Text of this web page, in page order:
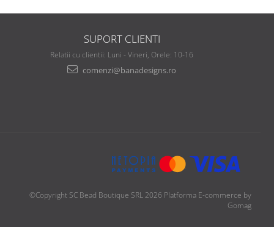
SUPORT CLIENTI
Relatii cu clientii: Luni - Vineri, Orele: 10-16
comenzi@banadesigns.ro
©Copyright SC Bead Boutique SRL 2026 Platforma E-commerce by
Gomag